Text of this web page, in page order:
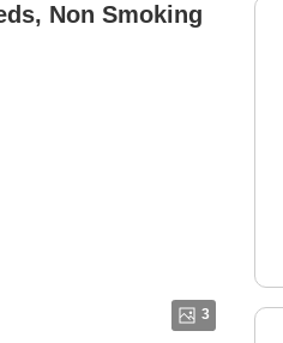
Non Smoking
3